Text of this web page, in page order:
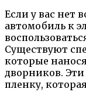
Если у вас нет
автомобиль к
Существуют
которые
дворников.
пленку,